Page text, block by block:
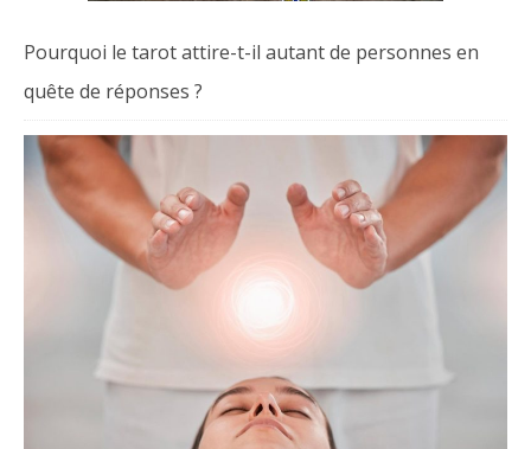
Pourquoi le tarot attire-t-il autant de personnes en
quête de réponses ?